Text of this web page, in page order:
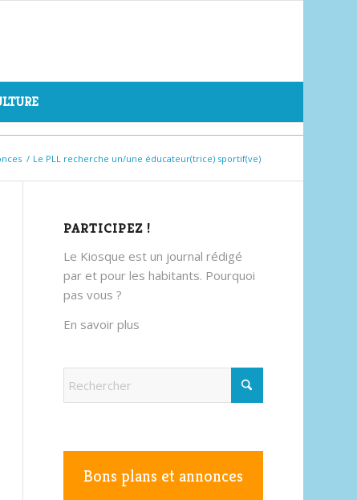
/ Le PLL recherche un/une éducateur(trice) sportif(ve)
PARTICIPEZ !
Le Kiosque est un journal rédigé
par et pour les habitants. Pourquoi
pas vous ?
En savoir plus
Bons plans et annonces